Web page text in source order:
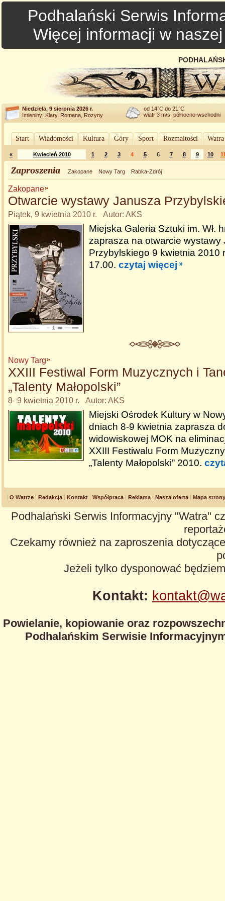
Podhalański Serwis
Więcej informacji w
Niedziela, 9 sierpnia 2026 r.
Imieniny: Klary, Romana, Rozyny
od 14°C do 21°C
wiatr 3 m/s, północno-wschodni
Start Wiadomości Kultura Góry Sport Rozmaitości
« Kwiecień 2010 1 2 3 4 5 6 7 8 9 10
Zaproszenia Zakopane Nowy Targ Rabka-Zdrój
Zakopane
Otwarcie wystawy Janusza
Piątek, 9 kwietnia 2010 r. Autor: AKS
Miejska Galeria Sztuki im. Wł.
zaprasza na otwarcie wystawy
Przybylskiego 9 kwietnia 2010
17.00. czytaj więcej
Nowy Targ
XXIII Festiwal Form Muzycznych i
„Talenty Małopolski”
8–9 kwietnia 2010 r. Autor: AKS
Miejski Ośrodek Kultury w
dniach 8-9 kwietnia zaprasza
widowiskowej MOK na
XXIII Festiwalu Form
„Talenty Małopolski” 2010.
O Watrze Redakcja Kontakt Współpraca Reklama Nasza oferta Mapa strony
Podhalański Serwis Informacyjny "Watra"
Czekamy również na zaproszenia
Jeżeli tylko dysponować
Kontakt:
Powielanie, kopiowanie oraz
Podhalańskim Serwisie